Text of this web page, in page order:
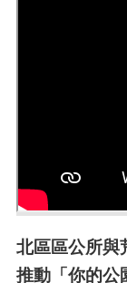
北區區公所與
推動「你的公